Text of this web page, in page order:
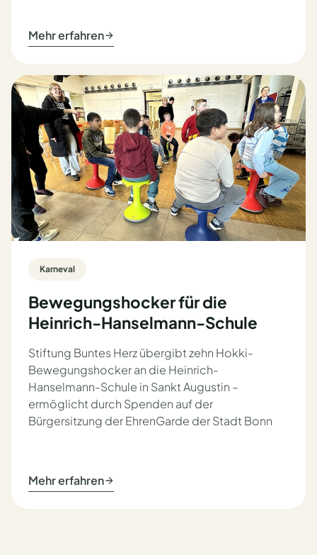
Mehr erfahren
Karneval
Bewegungshocker für die
Heinrich-Hanselmann-Schule
Stiftung Buntes Herz übergibt zehn Hokki-
Bewegungshocker an die Heinrich-
Hanselmann-Schule in Sankt Augustin –
ermöglicht durch Spenden auf der
Bürgersitzung der EhrenGarde der Stadt Bonn
Mehr erfahren